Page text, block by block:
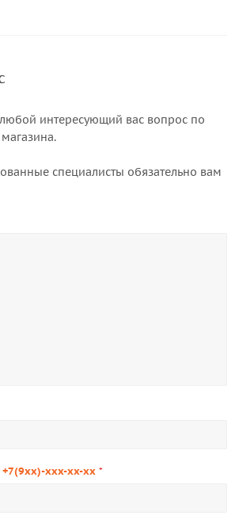
интересующий вас вопрос по
специалисты обязательно вам
+7(9xx)-xxx-xx-xx *